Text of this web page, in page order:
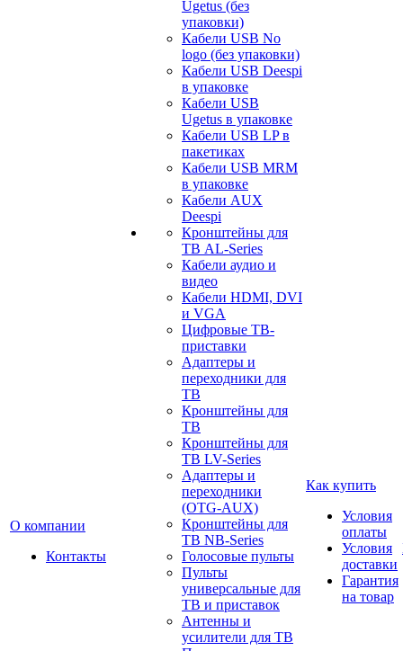
О компании
Контакты
Ugetus (без
упаковки)
Кабели USB No
logo (без упаковки)
Кабели USB Deespi
в упаковке
Кабели USB
Ugetus в упаковке
Кабели USB LP в
пакетиках
Кабели USB MRM
в упаковке
Кабели AUX
Deespi
Кронштейны для
ТВ AL-Series
Кабели аудио и
видео
Кабели HDMI, DVI
и VGA
Цифровые ТВ-
приставки
Адаптеры и
переходники для
ТВ
Кронштейны для
ТВ
Кронштейны для
ТВ LV-Series
Адаптеры и
переходники
(OTG-AUX)
Кронштейны для
ТВ NB-Series
Голосовые пульты
Пульты
универсальные для
ТВ и приставок
Антенны и
усилители для ТВ
Как купить
Условия
оплаты
Условия
доставки
Гарантия
на товар